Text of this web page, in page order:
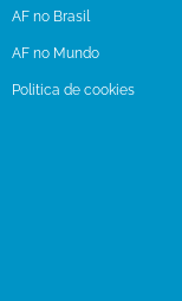
AF no Brasil
AF no Mundo
Politica de cookies